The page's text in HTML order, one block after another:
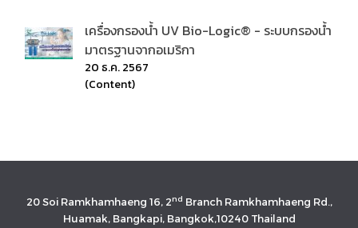
เครื่องกรองน้ำ UV Bio-Logic® - ระบบกรองน้ำ
มาตรฐานจากอเมริกา
20 ธ.ค. 2567
(Content)
20 Soi Ramkhamhaeng 16, 2nd Branch Ramkhamhaeng Rd.,
Huamak, Bangkapi, Bangkok,10240 Thailand